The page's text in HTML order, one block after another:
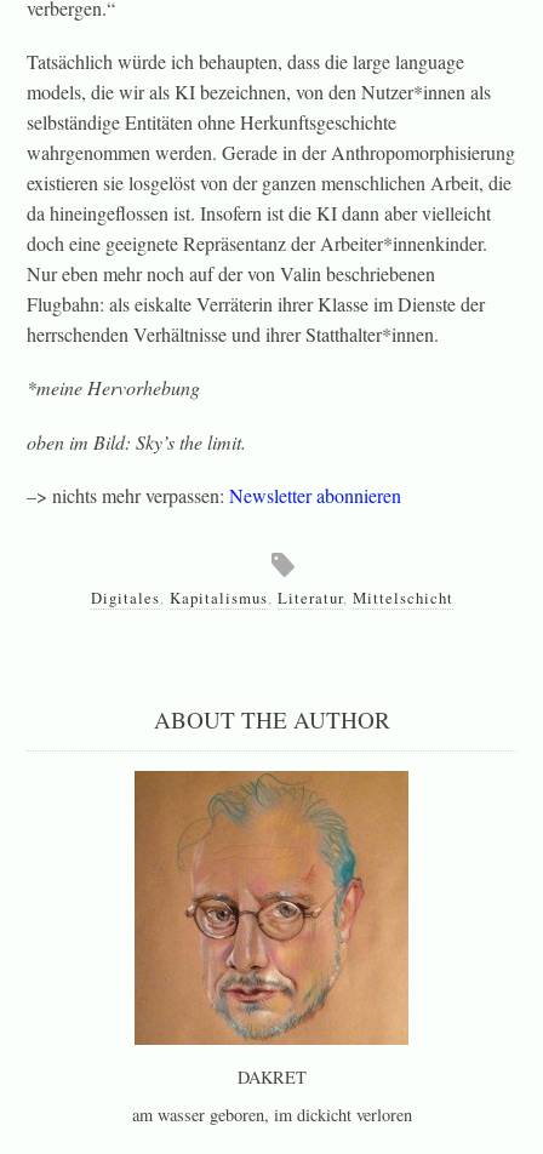
verbergen.“
Tatsächlich würde ich behaupten, dass die large language
models, die wir als KI bezeichnen, von den Nutzer*innen als
selbständige Entitäten ohne Herkunftsgeschichte
wahrgenommen werden. Gerade in der Anthropomorphisierung
existieren sie losgelöst von der ganzen menschlichen Arbeit, die
da hineingeflossen ist. Insofern ist die KI dann aber vielleicht
doch eine geeignete Repräsentanz der Arbeiter*innenkinder.
Nur eben mehr noch auf der von Valin beschriebenen
Flugbahn: als eiskalte Verräterin ihrer Klasse im Dienste der
herrschenden Verhältnisse und ihrer Statthalter*innen.
*meine Hervorhebung
oben im Bild: Sky’s the limit.
–> nichts mehr verpassen:Newsletter abonnieren
Digitales, Kapitalismus, Literatur, Mittelschicht
ABOUT THE AUTHOR
DAKRET
am wasser geboren, im dickicht verloren